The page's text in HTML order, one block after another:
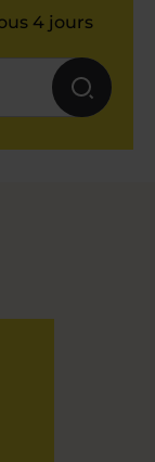
4 jours